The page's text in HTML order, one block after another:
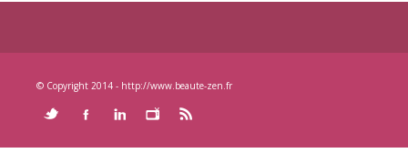
© Copyright 2014 - http://www.beaute-zen.fr